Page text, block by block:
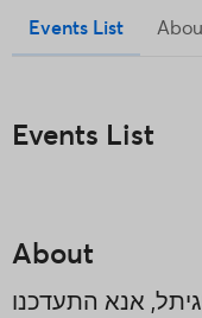
Events List
Events List
About
אנא התעדכנו